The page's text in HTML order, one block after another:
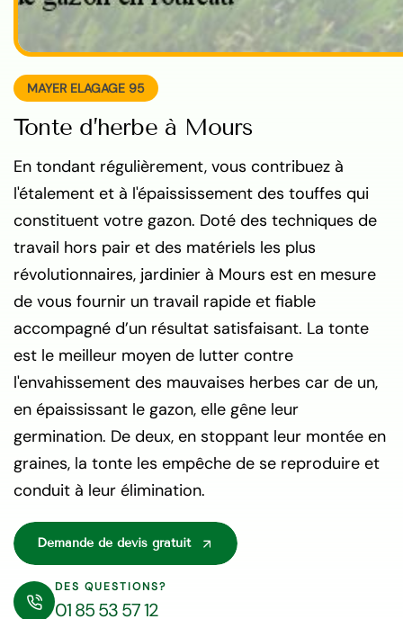
MAYER ELAGAGE 95
Tonte d’herbe à Mours
En tondant régulièrement, vous contribuez à
l'étalement et à l'épaississement des touffes qui
constituent votre gazon. Doté des techniques de
travail hors pair et des matériels les plus
révolutionnaires, jardinier à Mours est en mesure
de vous fournir un travail rapide et fiable
accompagné d’un résultat satisfaisant. La tonte
est le meilleur moyen de lutter contre
l'envahissement des mauvaises herbes car de un,
en épaississant le gazon, elle gêne leur
germination. De deux, en stoppant leur montée en
graines, la tonte les empêche de se reproduire et
conduit à leur élimination.
Demande de devis gratuit
DES QUESTIONS?
01 85 53 57 12